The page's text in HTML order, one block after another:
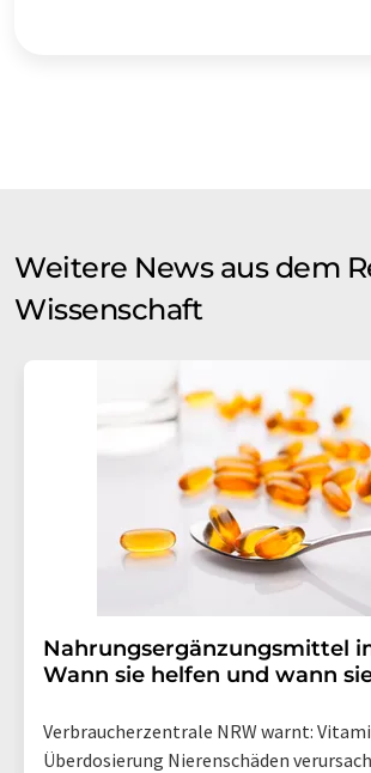
Weitere News aus dem
Wissenschaft
Nahrungsergänzungsmittel
Wann sie helfen und wann
Verbraucherzentrale NRW warnt:
Überdosierung Nierenschäden